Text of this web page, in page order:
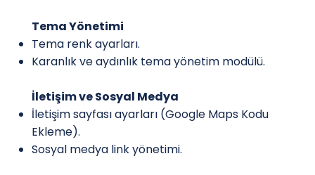
Tema Yönetimi
Tema renk ayarları.
Karanlık ve aydınlık tema yönetim modülü.
İletişim ve Sosyal Medya
İletişim sayfası ayarları (Google Maps Kodu
Ekleme).
Sosyal medya link yönetimi.